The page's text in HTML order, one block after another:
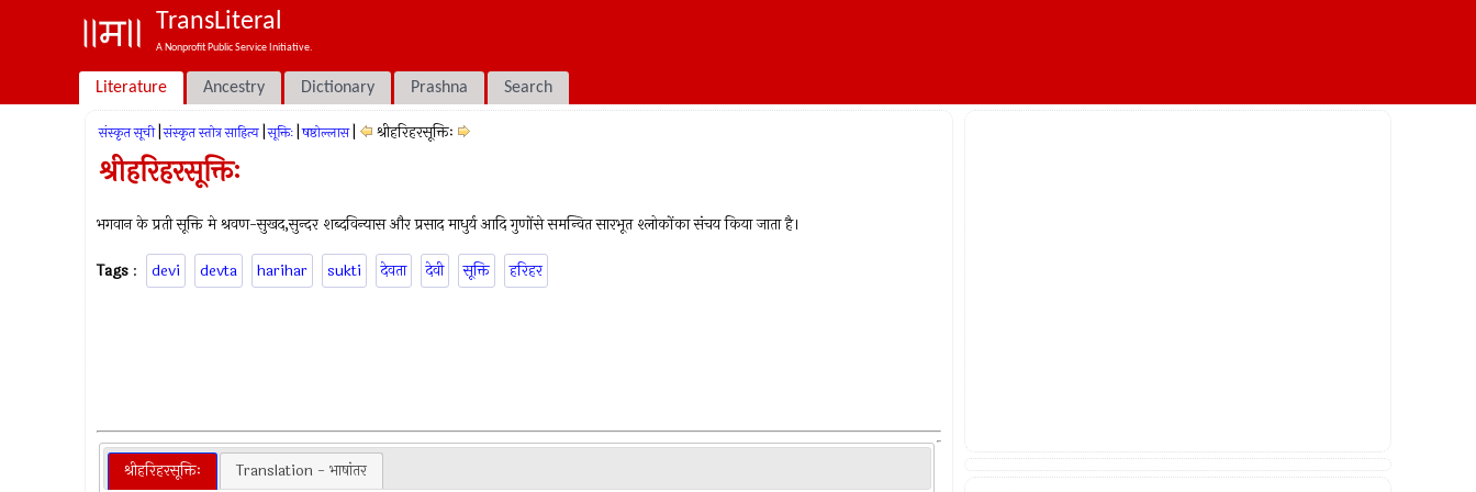
TransLiteral
A Nonprofit Public Service Initiative.
Literature Ancestry Dictionary Prashna Search
संस्कृत सूची संस्कृत स्तोत्र साहित्य सूक्तिः षष्ठोल्लास श्रीहरिहरसूक्तिः
श्रीहरिहरसूक्तिः
भगवान के प्रती सूक्ति मे श्रवण-सुखद,सुन्दर शब्दविन्यास और प्रसाद माधुर्य आदि गुणोंसे समन्वित सारभूत श्लोकोंका संचय किया जाता है।
Tags : devi devta harihar sukti देवता देवी सूक्ति हरिहर
श्रीहरिहरसूक्तिः Translation - भाषांतर